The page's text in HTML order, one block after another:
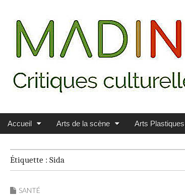
MADININ'ART
Main menu
Skip to content
Accueil Arts de la scène Arts Plastiques
Étiquette : Sida
SANTÉ